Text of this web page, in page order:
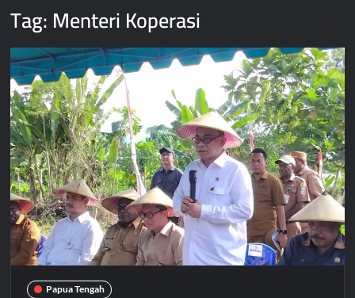
Tag:Menteri Koperasi
Papua Tengah